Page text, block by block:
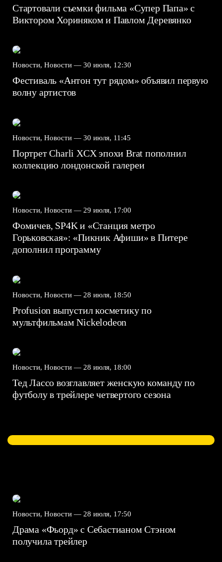
Стартовали съемки фильма «Супер Папа» с
Виктором Хориняком и Павлом Деревянко
Новости, Новости — 30 июля, 12:30
Фестиваль «Антон тут рядом» объявил первую
волну артистов
Новости, Новости — 30 июля, 11:45
Портрет Charli XCX эпохи Brat пополнил
коллекцию лондонской галереи
Новости, Новости — 29 июля, 17:00
Фомичев, SP4K и «Станция метро
Горьковская»: «Пикник Афиши» в Питере
дополнил программу
Новости, Новости — 28 июля, 18:50
Profusion выпустил косметику по
мультфильмам Nickelodeon
Новости, Новости — 28 июля, 18:00
Тед Лассо возглавляет женскую команду по
футболу в трейлере четвертого сезона
Новости, Новости — 28 июля, 17:50
Драма «Фьорд» с Себастианом Стэном
получила трейлер